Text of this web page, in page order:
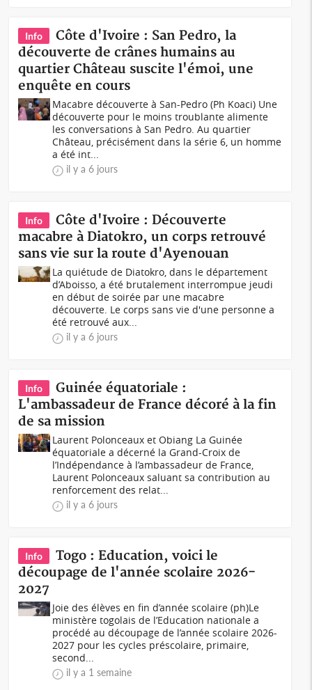
Info
Côte d'Ivoire : San Pedro, la
découverte de crânes humains au
quartier Château suscite l'émoi, une
enquête en cours
Macabre découverte à San-Pedro (Ph Koaci) Une
découverte pour le moins troublante alimente
les conversations à San Pedro. Au quartier
Château, précisément dans la série 6, un homme
a été int...
il y a 6 jours
Info
Côte d'Ivoire : Découverte
macabre à Diatokro, un corps retrouvé
sans vie sur la route d'Ayenouan
La quiétude de Diatokro, dans le département
d’Aboisso, a été brutalement interrompue jeudi
en début de soirée par une macabre
découverte. Le corps sans vie d'une personne a
été retrouvé aux...
il y a 6 jours
Info
Guinée équatoriale :
L'ambassadeur de France décoré à la fin
de sa mission
Laurent Polonceaux et Obiang La Guinée
équatoriale a décerné la Grand-Croix de
l’Indépendance à l’ambassadeur de France,
Laurent Polonceaux saluant sa contribution au
renforcement des relat...
il y a 6 jours
Info
Togo : Education, voici le
découpage de l'année scolaire 2026-
2027
Joie des élèves en fin d’année scolaire (ph)Le
ministère togolais de l’Education nationale a
procédé au découpage de l’année scolaire 2026-
2027 pour les cycles préscolaire, primaire,
second...
il y a 1 semaine